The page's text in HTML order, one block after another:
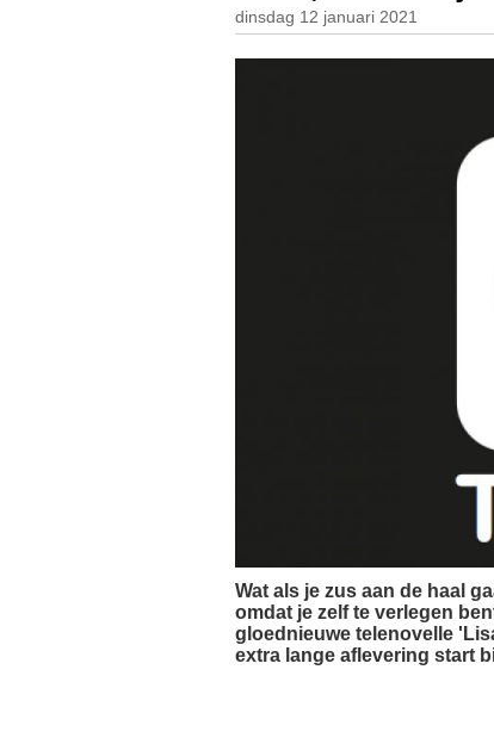
dinsdag 12 januari 2021
Wat als je zus aan de haal
omdat je zelf te verlegen
gloednieuwe telenovelle
extra lange aflevering start